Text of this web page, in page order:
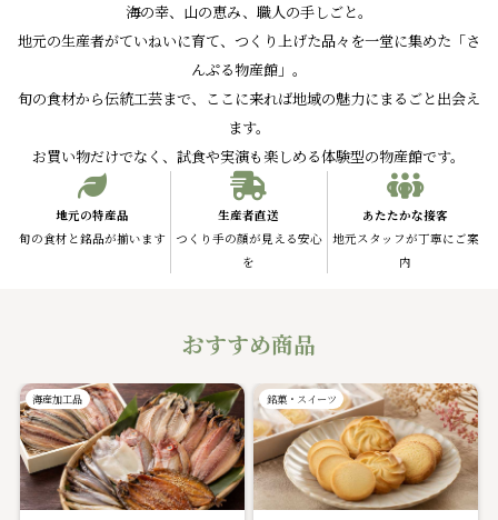
海の幸、山の恵み、職人の手しごと。
地元の生産者がていねいに育て、つくり上げた品々を一堂に集めた「さ
んぷる物産館」。
旬の食材から伝統工芸まで、ここに来れば地域の魅力にまるごと出会え
ます。
お買い物だけでなく、試食や実演も楽しめる体験型の物産館です。
地元の特産品
旬の食材と銘品が揃います
生産者直送
つくり手の顔が見える安心
を
あたたかな接客
地元スタッフが丁寧にご案
内
おすすめ商品
海産加工品 銘菓・スイーツ